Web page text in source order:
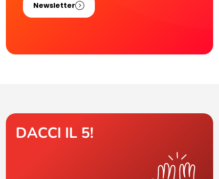
Newsletter
DACCI IL 5!